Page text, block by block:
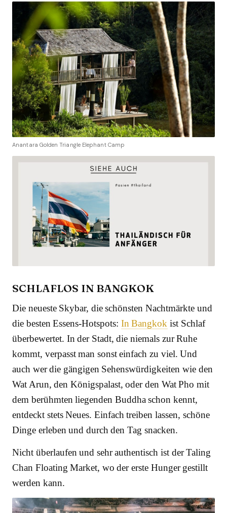
Anantara Golden Triangle Elephant Camp
SCHLAFLOS IN BANGKOK
Die neueste Skybar, die schönsten Nachtmärkte und
die besten Essens-Hotspots: In Bangkok ist Schlaf
überbewertet. In der Stadt, die niemals zur Ruhe
kommt, verpasst man sonst einfach zu viel. Und
auch wer die gängigen Sehenswürdigkeiten wie den
Wat Arun, den Königspalast, oder den Wat Pho mit
dem berühmten liegenden Buddha schon kennt,
entdeckt stets Neues. Einfach treiben lassen, schöne
Dinge erleben und durch den Tag snacken.
Nicht überlaufen und sehr authentisch ist der Taling
Chan Floating Market, wo der erste Hunger gestillt
werden kann.